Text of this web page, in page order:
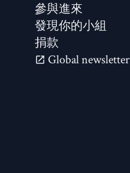
參與進來
發現你的小組
捐款
Global newsletter